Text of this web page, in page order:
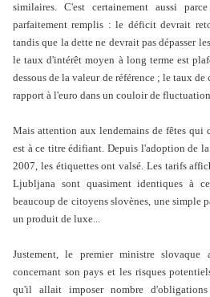
similaires. C'est certainement aussi
parfaitement remplis : le déficit devrait
tandis que la dette ne devrait pas dépasser
le taux d'intérêt moyen à long terme est
dessous de la valeur de référence ; le taux
rapport à l'euro dans un couloir de
Mais attention aux lendemains de fêtes qui
est à ce titre édifiant. Depuis l'adoption de
2007, les étiquettes ont valsé. Les tarifs
Ljubljana sont quasiment identiques à
beaucoup de citoyens slovènes, une simple
un produit de luxe...
Justement, le premier ministre
concernant son pays et les risques
qu'il allait imposer nombre